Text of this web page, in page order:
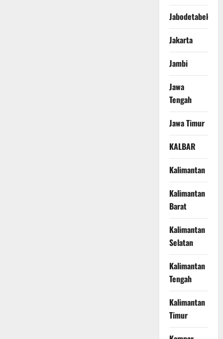
Jabodetabek
Jakarta
Jambi
Jawa
Tengah
Jawa Timur
KALBAR
Kalimantan
Kalimantan
Barat
Kalimantan
Selatan
Kalimantan
Tengah
Kalimantan
Timur